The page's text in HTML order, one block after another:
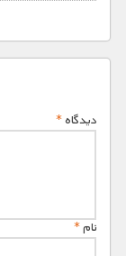
1900 تومان – دانلود قسمت 7 (افزودن به سبد خريد)
دیدگاه*
نام*